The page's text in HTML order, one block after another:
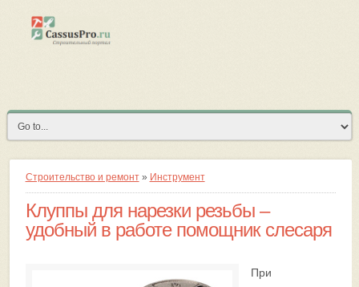
Строительство и ремонт» Инструмент
Клуппы для нарезки резьбы –
удобный в работе помощник слесаря
При